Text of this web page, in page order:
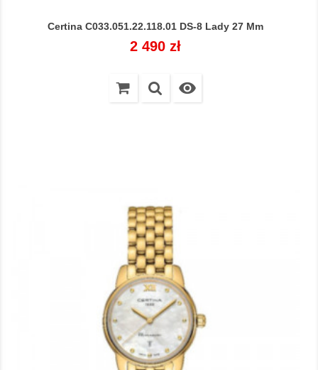
Certina C033.051.22.118.01 DS-8 Lady 27 Mm
Cena
2 490 zł
